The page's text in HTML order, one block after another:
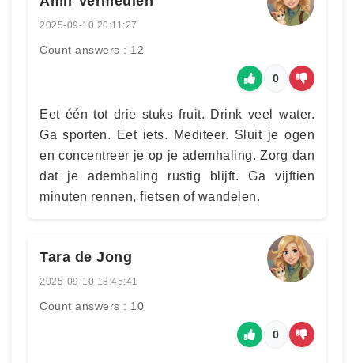
2025-09-10 20:11:27
Count answers : 12
0
Eet één tot drie stuks fruit. Drink veel water.
Ga sporten. Eet iets. Mediteer. Sluit je ogen
en concentreer je op je ademhaling. Zorg dan
dat je ademhaling rustig blijft. Ga vijftien
minuten rennen, fietsen of wandelen.
Tara de Jong
2025-09-10 18:45:41
Count answers : 10
0